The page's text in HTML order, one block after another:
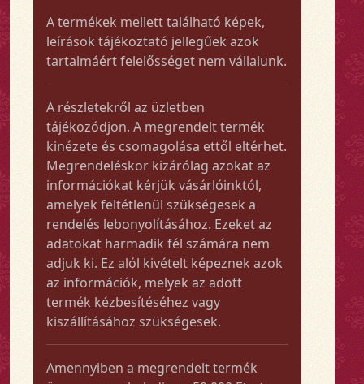
A termékek mellett található képek,
leírások tájékoztató jellegűek azok
tartalmáért felelősséget nem vállalunk.
A részletekről az üzletben
tájékozódjon. A megrendelt termék
kinézete és csomagolása ettől eltérhet.
Megrendeléskor kizárólag azokat az
információkat kérjük vásárlóinktól,
amelyek feltétlenül szükségesek a
rendelés lebonyolításához. Ezeket az
adatokat harmadik fél számára nem
adjuk ki. Ez alól kivételt képeznek azok
az információk, melyek az adott
termék kézbesítéséhez vagy
kiszállításához szükségesek.
Amennyiben a megrendelt termék